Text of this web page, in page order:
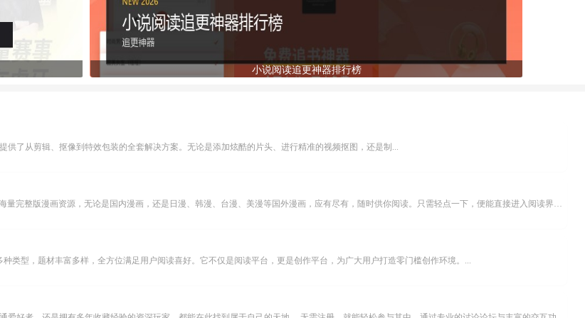
小说阅读追更神器排行榜
了从剪辑、抠像到特效包装的全套解决方案。无论是添加炫酷的片头、进行精准的视频抠图，还是制...
乐可漫画APP，堪称主打免费与高清的在线漫画阅读神器。其官方版提供海量完整版漫画资源，无论是国内漫画，还是日漫、韩漫、台漫、美漫等国外漫画，应有尽有，随时供你阅读。只需轻点一下，便能直接进入阅读界面。不仅如此，乐可漫画最新版本更新速度极快，在这里，你总能抢先看到全网一手漫画章节内容！...
类型，题材丰富多样，全方位满足用户阅读喜好。它不仅是阅读平台，更是创作平台，为广大用户打造零门槛创作环境。...